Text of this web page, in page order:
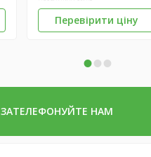
Перевірити ціну
•••
ЗАТЕЛЕФОНУЙТЕ НАМ